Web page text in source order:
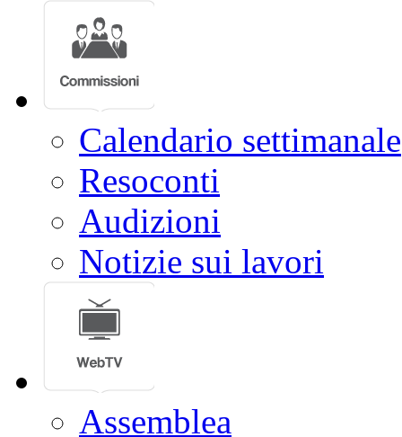
Calendario settimanale
Resoconti
Audizioni
Notizie sui lavori
Assemblea